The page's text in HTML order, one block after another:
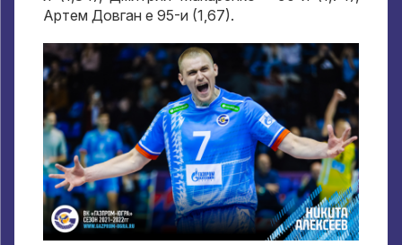
Артем Довган е 95-и (1,67).